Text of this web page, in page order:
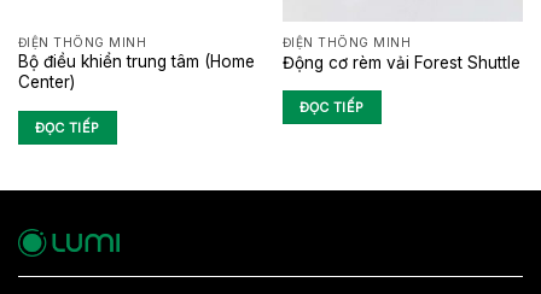
ĐIỆN THÔNG MINH
Bộ điều khiển trung tâm (Home
Center)
ĐỌC TIẾP
ĐIỆN THÔNG MINH
Động cơ rèm vải Forest Shuttle
ĐỌC TIẾP